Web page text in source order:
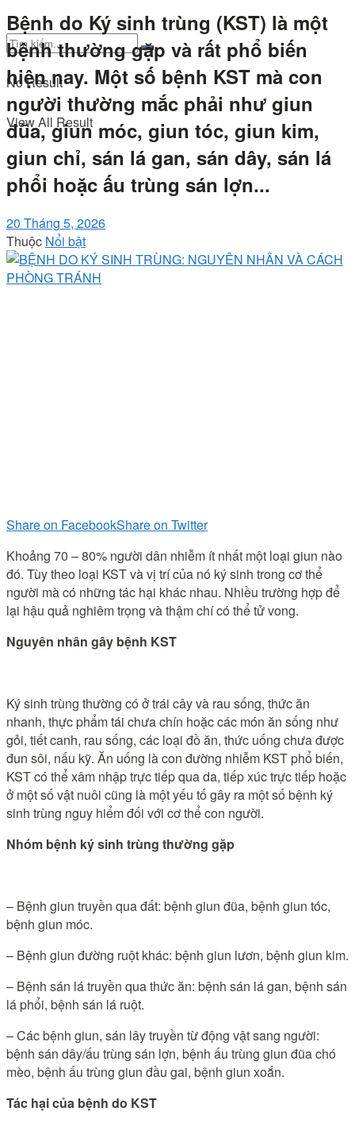
No Result
View All Result
Bệnh do Ký sinh trùng (KST) là một
bệnh thường gặp và rất phổ biến
hiện nay. Một số bệnh KST mà con
người thường mắc phải như giun
đũa, giun móc, giun tóc, giun kim,
giun chỉ, sán lá gan, sán dây, sán lá
phổi hoặc ấu trùng sán lợn...
20 Tháng 5, 2026
Thuộc Nổi bật
Share on FacebookShare on Twitter
Khoảng 70 – 80% người dân nhiễm ít nhất một loại giun nào
đó. Tùy theo loại KST và vị trí của nó ký sinh trong cơ thể
người mà có những tác hại khác nhau. Nhiều trường hợp để
lại hậu quả nghiêm trọng và thậm chí có thể tử vong.
Nguyên nhân gây bệnh KST
Ký sinh trùng thường có ở trái cây và rau sống, thức ăn
nhanh, thực phẩm tái chưa chín hoặc các món ăn sống như
gỏi, tiết canh, rau sống, các loại đồ ăn, thức uống chưa được
đun sôi, nấu kỹ. Ăn uống là con đường nhiễm KST phổ biến,
KST có thể xâm nhập trực tiếp qua da, tiếp xúc trực tiếp hoặc
ở một số vật nuôi cũng là một yếu tố gây ra một số bệnh ký
sinh trùng nguy hiểm đối với cơ thể con người.
Nhóm bệnh ký sinh trùng thường gặp
– Bệnh giun truyền qua đất: bệnh giun đũa, bệnh giun tóc,
bệnh giun móc.
– Bệnh giun đường ruột khác: bệnh giun lươn, bệnh giun kim.
– Bệnh sán lá truyền qua thức ăn: bệnh sán lá gan, bệnh sán
lá phổi, bệnh sán lá ruột.
– Các bệnh giun, sán lây truyền từ động vật sang người:
bệnh sán dây/ấu trùng sán lợn, bệnh ấu trùng giun đũa chó
mèo, bệnh ấu trùng giun đầu gai, bệnh giun xoắn.
Tác hại của bệnh do KST